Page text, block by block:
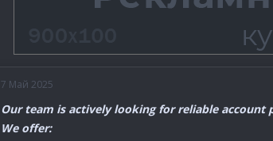
7 Май 2025
Our team is actively looking for reliable account
We offer: